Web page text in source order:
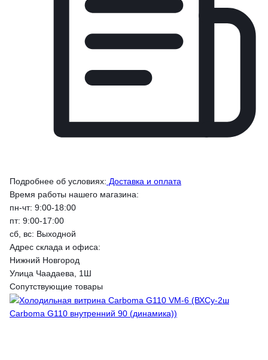
Подробнее об условиях: Доставка и оплата
Время работы нашего магазина:
пн-чт: 9:00-18:00
пт: 9:00-17:00
сб, вс: Выходной
Адрес склада и офиса:
Нижний Новгород
Улица Чаадаева, 1Ш
Сопутствующие товары